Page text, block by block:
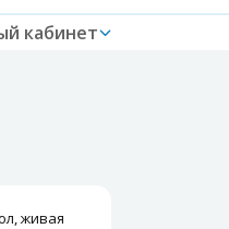
кабинет
живая